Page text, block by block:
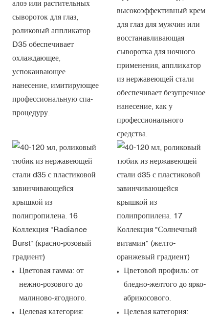
алоэ или растительных
сывороток для глаз,
роликовый аппликатор
D35 обеспечивает
охлаждающее,
успокаивающее
нанесение, имитирующее
профессиональную спа-
процедуру.
высокоэффективный крем
для глаз для мужчин или
восстанавливающая
сыворотка для ночного
применения, аппликатор
из нержавеющей стали
обеспечивает безупречное
нанесение, как у
профессионального
средства.
Коллекция "Radiance
Burst" (красно-розовый
градиент)
Цветовая гамма: от
нежно-розового до
малиново-ягодного.
Целевая категория:
Коллекция "Солнечный
витамин" (желто-
оранжевый градиент)
Цветовой профиль: от
бледно-желтого до ярко-
абрикосового.
Целевая категория: